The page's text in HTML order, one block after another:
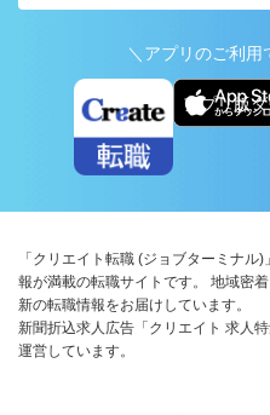
＼アプリのご利用
アプリ版
「クリエイト転職 (ジョブターミナ
報が満載の転職サイトです。 地域密
新の転職情報をお届けしています。
新聞折込求人広告「クリエイト 求人
運営しています。